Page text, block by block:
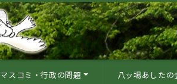
マスコミ・行政の問題 八ッ場あしたの